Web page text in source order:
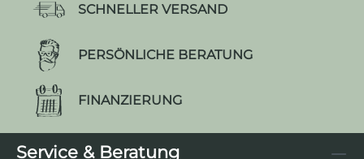
SCHNELLER VERSAND
PERSÖNLICHE BERATUNG
FINANZIERUNG
Service & Beratung